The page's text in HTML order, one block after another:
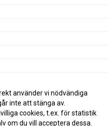
använder vi nödvändiga
inte att stänga av.
cookies, t.ex. för statistik
om du vill acceptera dessa.